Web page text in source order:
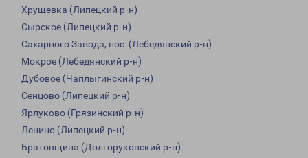
Хрущевка (Липецкий р-н)
Сырское (Липецкий р-н)
Сахарного Завода, пос. (Лебедянский р-н)
Мокрое (Лебедянский р-н)
Дубовое (Чаплыгинский р-н)
Сенцово (Липецкий р-н)
Ярлуково (Грязинский р-н)
Ленино (Липецкий р-н)
Братовщина (Долгоруковский р-н)